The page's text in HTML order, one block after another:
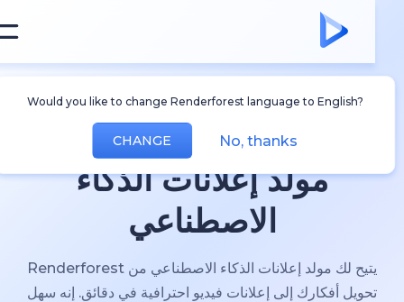
Would you like to change Renderforest language to English?
CHANGE No, thanks
مولد إعلانات الذكاء
الاصطناعي
يتيح لك مولد إعلانات الذكاء الاصطناعي من Renderforest
تحويل أفكارك إلى إعلانات فيديو احترافية في دقائق. إنه سهل